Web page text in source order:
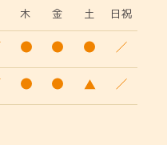
木 金 土 日祝